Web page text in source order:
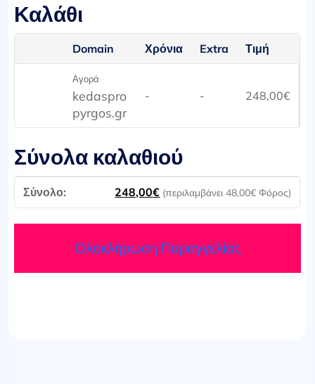
Καλάθι
Domain Χρόνια Extra Τιμή
Αγορά
kedaspro
pyrgos.gr
- - 248,00€
Σύνολα καλαθιού
248,00€ (περιλαμβάνει48,00€ Φόρος)
Ολοκλήρωση Παραγγελίας